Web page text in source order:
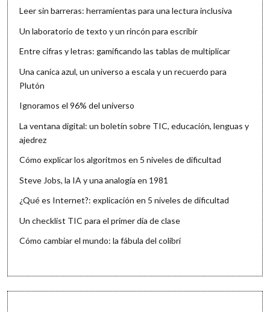
Leer sin barreras: herramientas para una lectura inclusiva
Un laboratorio de texto y un rincón para escribir
Entre cifras y letras: gamificando las tablas de multiplicar
Una canica azul, un universo a escala y un recuerdo para
Plutón
Ignoramos el 96% del universo
La ventana digital: un boletín sobre TIC, educación, lenguas y
ajedrez
Cómo explicar los algoritmos en 5 niveles de dificultad
Steve Jobs, la IA y una analogía en 1981
¿Qué es Internet?: explicación en 5 niveles de dificultad
Un checklist TIC para el primer día de clase
Cómo cambiar el mundo: la fábula del colibrí